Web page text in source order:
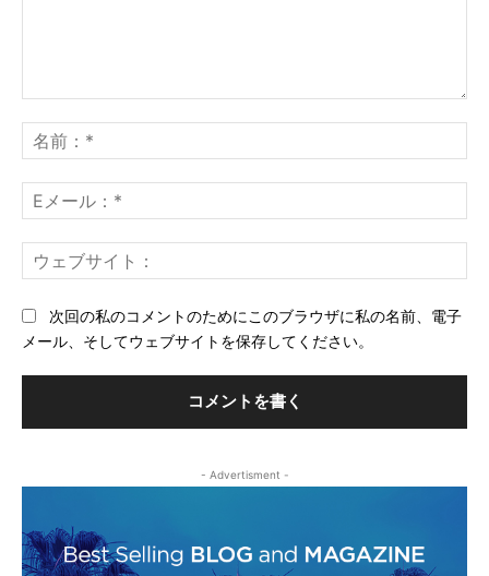
ン
ト：
前
*
メ
ー
*ェ
次回の私のコメントのためにこのブラウザに私の名前、電子
メール、そしてウェブサイトを保存してください。
- Advertisment -